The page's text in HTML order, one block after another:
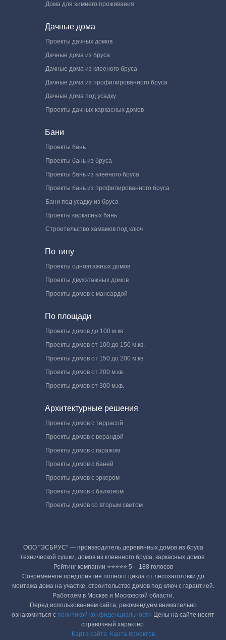
Дома для зимнего проживания
Дачные дома
Проекты дачных домов
Дачные дома из бруса
Дачные дома из клееного бруса
Дачные дома из профилированного бруса
Дачные дома под усадку
Проекты дачных каркасных домов
Бани
Проекты бань
Проекты бань из бруса
Проекты бань из клееного бруса
Проекты бань из профилированного бруса
Бани под усадку из бруса
Проекты каркасных бань
Строительство хамамов под ключ
По типу
Проекты одноэтажных домов
Проекты двухэтажных домов
Проекты домов с мансардой
По площади
Проекты домов до 100 м.кв.
Проекты домов от 100 до 150 м.кв.
Проекты домов от 150 до 200 м.кв.
Проекты домов от 200 м.кв.
Проекты домов от 300 м.кв.
Архитектурные решения
Проекты домов с террасой
Проекты домов с верандой
Проекты домов с гаражом
Проекты домов с баней
Проекты домов с эркером
Проекты домов с балконом
Проекты домов со вторым светом
ООО "ЭСБРУС" — производитель деревянных домов из бруса
технической сушки, домов из клеенного бруса, каркасных домов.
Рейтинг компании ⭐⭐⭐⭐⭐ 5 · ‎ 188 голосов
Современное предприятие полного цикла от лесозаготовки до
монтажа дома на участке, строительство домов под ключ с гарантией.
Работаем в Москве и Московской области.
Перед использованием сайта, рекомендуем внимательно
ознакомиться с политикой конфиденциальности Цены на сайте носят
справочный характер.
Карта сайта
Карта проектов